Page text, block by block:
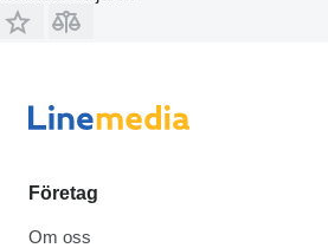
Företag
Om oss